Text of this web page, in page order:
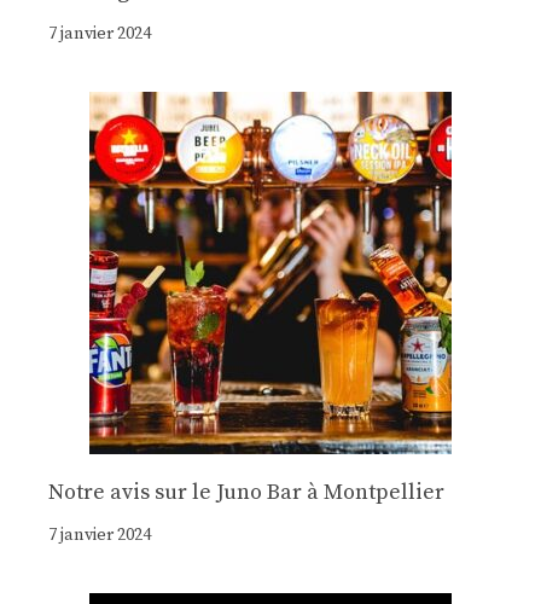
7 janvier 2024
Notre avis sur le Juno Bar à Montpellier
7 janvier 2024